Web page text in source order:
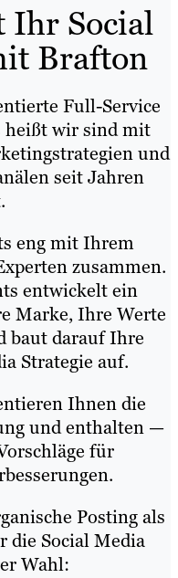
Ihr Social
Brafton
Full-Service
heißt wir sind mit
und
seit Jahren
eng mit Ihrem
zusammen.
entwickelt ein
Marke, Ihre Werte
baut darauf Ihre
Strategie auf.
Ihnen die
und enthalten —
für
Posting als
die Social Media
Wahl: